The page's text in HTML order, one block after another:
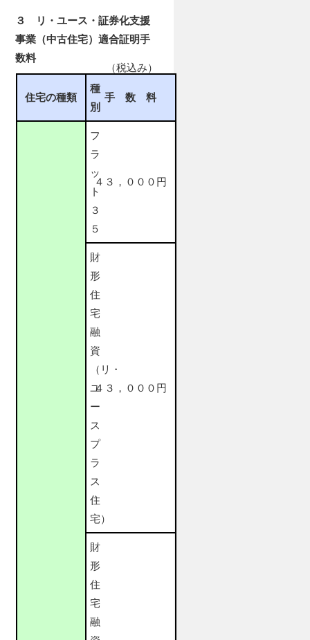
３ リ・ユース・証券化支援
事業（中古住宅）適合証明手
数料
（税込み）
住宅の種類
種
別
手 数 料
フ
ラ
ッ
ト
３
５
４３，０００円
財
形
住
宅
融
資
（リ・
ユ
ー
ス
プ
ラ
ス
住
宅）
４３，０００円
財
形
住
宅
融